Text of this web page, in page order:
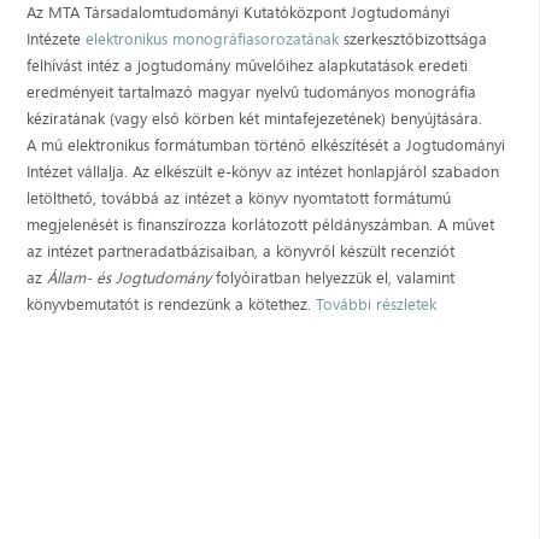
Az MTA Társadalomtudományi Kutatóközpont Jogtudományi
Intézeteelektronikus monográfiasorozatának szerkesztőbizottsága
felhívást intéz a jogtudomány művelőihez alapkutatások eredeti
eredményeit tartalmazó magyar nyelvű tudományos monográfia
kéziratának (vagy első körben két mintafejezetének) benyújtására.
A mű elektronikus formátumban történő elkészítését a Jogtudományi
Intézet vállalja. Az elkészült e-könyv az intézet honlapjáról szabadon
letölthető, továbbá az intézet a könyv nyom­tatott formátumú
megjelenését is finanszírozza korlátozott példányszámban. A művet
az intézet partneradatbázisaiban, a könyvről készült recenziót
azÁllam- és Jogtudományfolyóirat­ban helyezzük el, valamint
könyvbemutatót is rendezünk a kötethez.További részletek